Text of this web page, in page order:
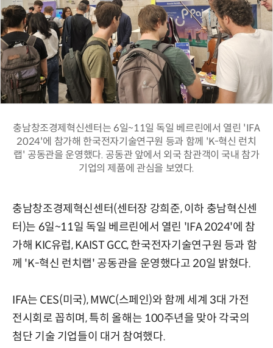
충남창조경제혁신센터는 6일~11일 독일 베르린에서 열린 'IFA
2024'에 참가해 한국전자기술연구원 등과 함께 'K-혁신 런치
랩' 공동관을 운영했다. 공동관 앞에서 외국 참관객이 국내 참가
기업의 제품에 관심을 보였다.
충남창조경제혁신센터(센터장 강희준, 이하 충남혁신센
터)는 6일~11일 독일 베르린에서 열린 'IFA 2024'에 참
가해 KIC유럽, KAIST GCC, 한국전자기술연구원 등과 함
께 'K-혁신 런치랩' 공동관을 운영했다고 20일 밝혔다.
IFA는 CES(미국), MWC(스페인)와 함께 세계 3대 가전
전시회로 꼽히며, 특히 올해는 100주년을 맞아 각국의
첨단 기술 기업들이 대거 참여했다.